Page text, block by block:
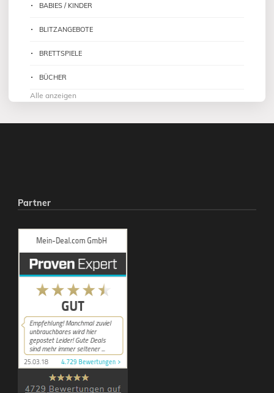
BABIES / KINDER
BLITZANGEBOTE
BRETTSPIELE
BÜCHER
Alle anzeigen
Partner